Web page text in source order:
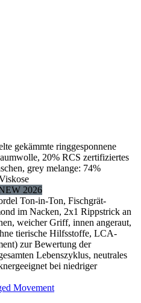
gekämmte ringgesponnene
20% RCS zertifiziertes
grey melange: 74%
2026
Ton-in-Ton, Fischgrät-
im Nacken, 2x1 Rippstrick an
weicher Griff, innen angeraut,
tierische Hilfsstoffe, LCA-
zur Bewertung der
Lebenszyklus, neutrales
bei niedriger
Movement